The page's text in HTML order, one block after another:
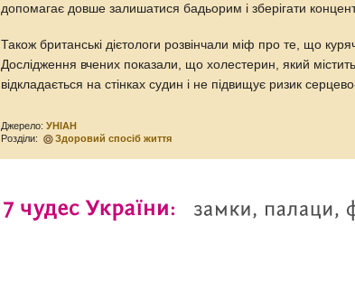
допомагає довше залишатися бадьорим і зберігати
Також британські дієтологи розвінчали міф про те, що
Дослідження вчених показали, що холестерин, який
відкладається на стінках судин і не підвищує ризик
Джерело:УНІАН
Розділи:
Здоровий спосіб життя